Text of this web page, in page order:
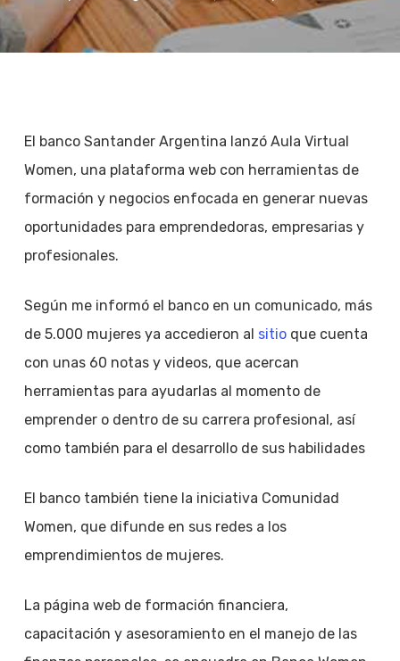
El banco Santander Argentina lanzó Aula Virtual
Women, una plataforma web con herramientas de
formación y negocios enfocada en generar nuevas
oportunidades para emprendedoras, empresarias y
profesionales.
Según me informó el banco en un comunicado, más
de 5.000 mujeres ya accedieron al sitioque cuenta
con unas 60 notas y videos, que acercan
herramientas para ayudarlas al momento de
emprender o dentro de su carrera profesional, así
como también para el desarrollo de sus habilidades
El banco también tiene la iniciativa Comunidad
Women, que difunde en sus redes a los
emprendimientos de mujeres.
La página web de formación financiera,
capacitación y asesoramiento en el manejo de las